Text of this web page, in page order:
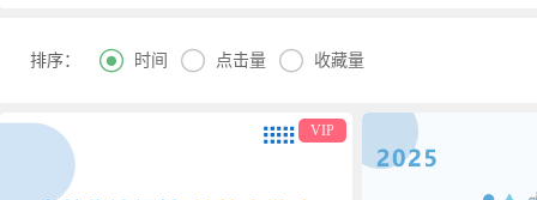
排序：  时间  点击量  收藏量
VIP